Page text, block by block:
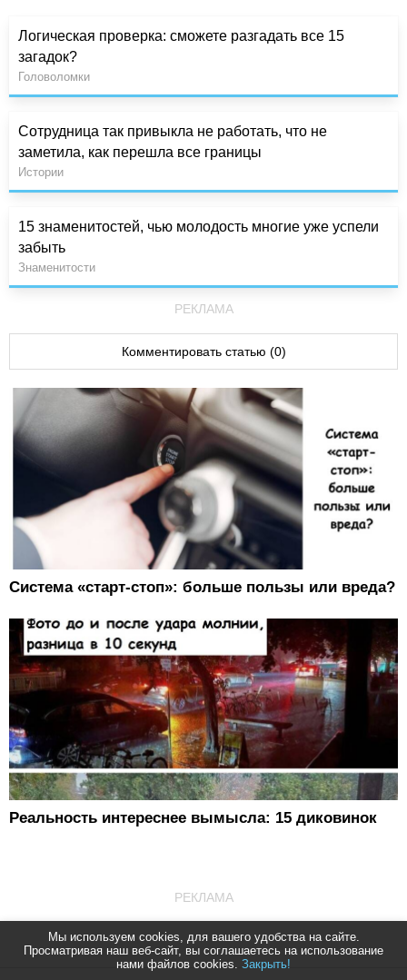
Мы используем cookies, для вашего удобства на сайте.
Просматривая наш веб-сайт, вы соглашаетесь на использование
нами файлов cookies. Закрыть!
Логическая проверка: сможете разгадать все 15
загадок?
Головоломки
Сотрудница так привыкла не работать, что не
заметила, как перешла все границы
Истории
15 знаменитостей, чью молодость многие уже успели
забыть
Знаменитости
РЕКЛАМА
Комментировать статью (0)
Система «старт-стоп»: больше пользы или вреда?
Реальность интереснее вымысла: 15 диковинок
РЕКЛАМА